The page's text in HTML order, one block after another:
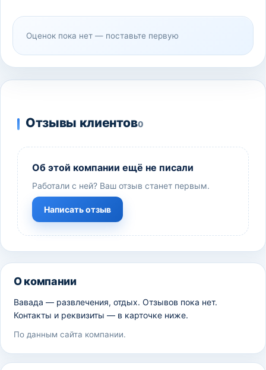
Оценок пока нет — поставьте первую
Отзывы клиентов0
Об этой компании ещё не писали
Работали с ней? Ваш отзыв станет первым.
Написать отзыв
О компании
Вавада — развлечения, отдых. Отзывов пока нет.
Контакты и реквизиты — в карточке ниже.
По данным сайта компании.